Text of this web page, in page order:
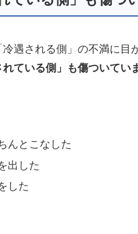
遇される側」の不満に目
れている側」も傷ついてい
んとこなした
出した
した